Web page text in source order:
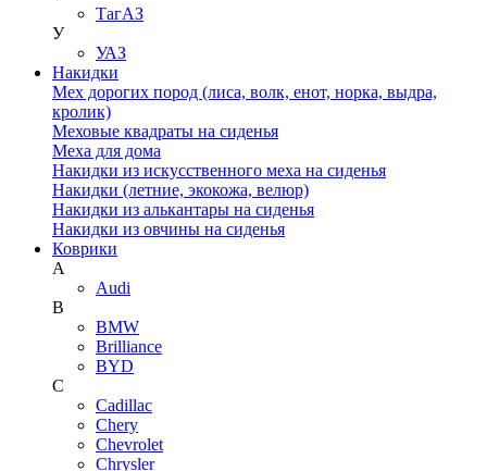
ТагАЗ
У
УАЗ
Накидки
Мех дорогих пород (лиса, волк, енот, норка, выдра,
кролик)
Меховые квадраты на сиденья
Меха для дома
Накидки из искусственного меха на сиденья
Накидки (летние, экокожа, велюр)
Накидки из алькантары на сиденья
Накидки из овчины на сиденья
Коврики
A
Audi
B
BMW
Brilliance
BYD
C
Cadillac
Chery
Chevrolet
Chrysler